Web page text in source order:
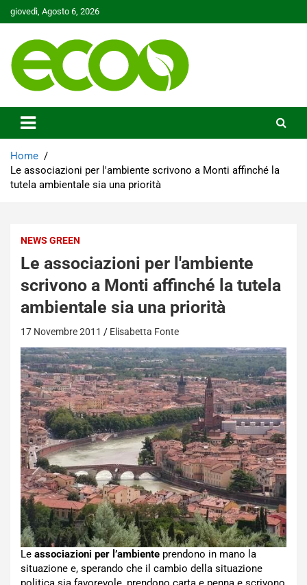
Skip
to
giovedì, Agosto 6, 2026
Ecoo.it
Home
Le associazioni per l'ambiente scrivono a Monti affinché la
tutela ambientale sia una priorità
NEWS GREEN
Le associazioni per l'ambiente
scrivono a Monti affinché la tutela
ambientale sia una priorità
17 Novembre 2011 Elisabetta Fonte
Le associazioni per l’ambiente prendono in mano la
situazione e, sperando che il cambio della situazione